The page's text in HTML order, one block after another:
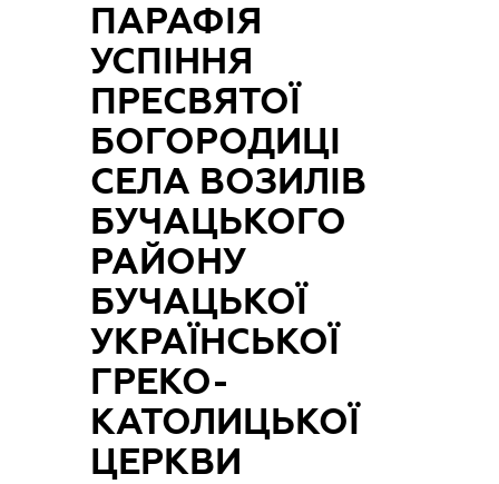
ПАРАФІЯ
УСПІННЯ
ПРЕСВЯТОЇ
БОГОРОДИЦІ
СЕЛА ВОЗИЛІВ
БУЧАЦЬКОГО
РАЙОНУ
БУЧАЦЬКОЇ
УКРАЇНСЬКОЇ
ГРЕКО-
КАТОЛИЦЬКОЇ
ЦЕРКВИ